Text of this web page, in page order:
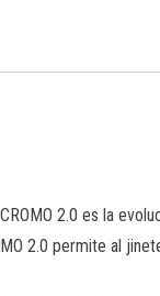
2.0 es la
2.0 permite al